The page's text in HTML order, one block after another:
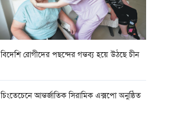
বিদেশি রোগীদের পছন্দের গন্তব্য হয়ে উঠছে চীন
চিংতেচেনে আন্তর্জাতিক সিরামিক এক্সপো অনুষ্ঠিত